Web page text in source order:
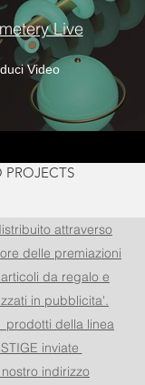
Live
Video
attraverso
delle premiazioni
da regalo e
in pubblicita'.
prodotti della linea
inviate
indirizzo